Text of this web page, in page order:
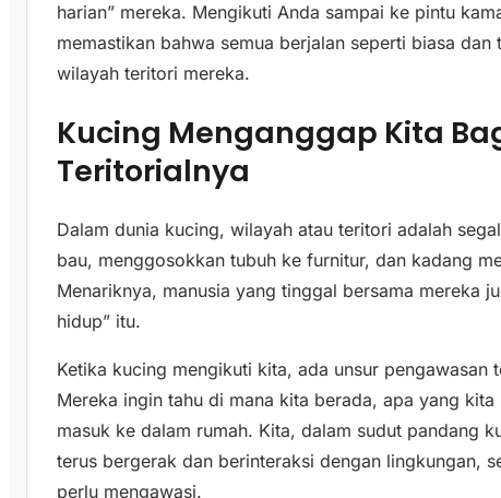
harian” mereka. Mengikuti Anda sampai ke pintu
memastikan bahwa semua berjalan seperti biasa
wilayah teritori mereka.
Kucing Menganggap Kita
Teritorialnya
Dalam dunia kucing, wilayah atau teritori adalah
bau, menggosokkan tubuh ke furnitur, dan kadang
Menariknya, manusia yang tinggal bersama mereka
hidup” itu.
Ketika kucing mengikuti kita, ada unsur pengawasan
Mereka ingin tahu di mana kita berada, apa yang
masuk ke dalam rumah. Kita, dalam sudut pandang
terus bergerak dan berinteraksi dengan lingkungan,
perlu mengawasi.